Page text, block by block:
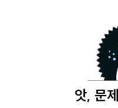
앗, 문